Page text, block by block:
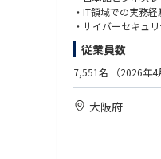
セキュリティ強化
【現状の課題】
・攻撃の高度化・
・クラウド前提で
・人材不足と運用
・侵入前提のレジ
・IT領域での実務経
・サイバーセキュ
【歓迎】
・EH/CISSP/OSCP/
・CISA/CISM/
・サイバーセキュ
・セキュリティ製
従業員数
7,551名 （2026年
大阪府